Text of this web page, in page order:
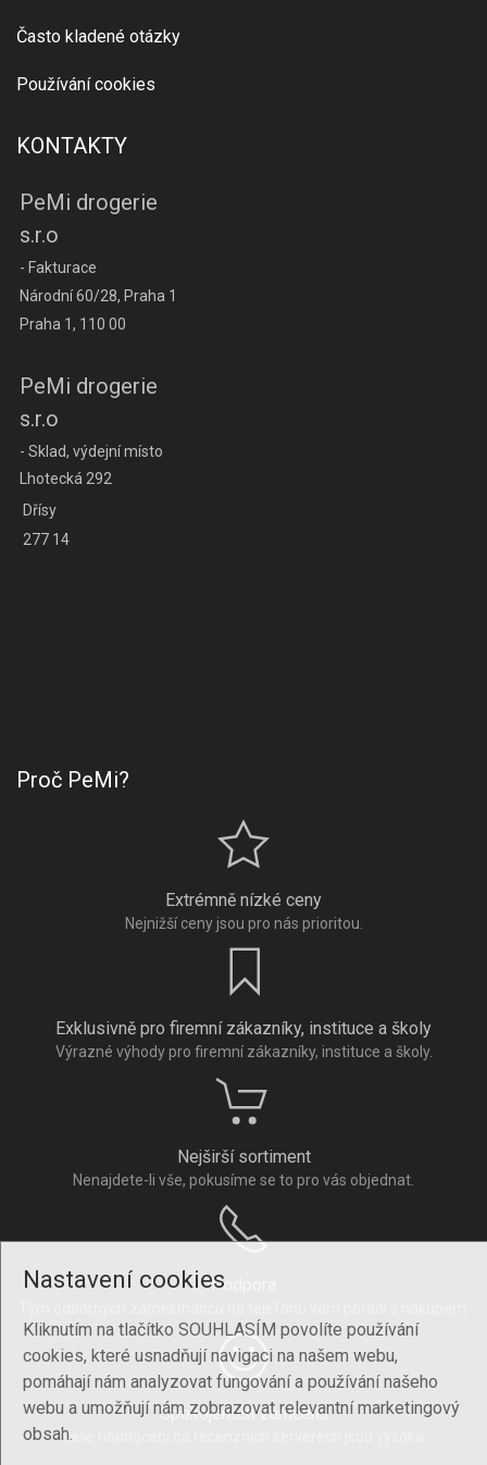
Nastavení cookies
Kliknutím na tlačítko SOUHLASÍM povolíte používání
cookies, které usnadňují navigaci na našem webu,
pomáhají nám analyzovat fungování a používání našeho
webu a umožňují nám zobrazovat relevantní marketingový
obsah.
Často kladené otázky
Používání cookies
KONTAKTY
PeMi drogerie
s.r.o
- Fakturace
Národní 60/28, Praha 1
Praha 1, 110 00
PeMi drogerie
s.r.o
- Sklad, výdejní místo
Lhotecká 292
Dřísy
277 14
Proč PeMi?
Extrémně nízké ceny
Nejnižší ceny jsou pro nás prioritou.
Exklusivně pro firemní zákazníky, instituce a školy
Výrazné výhody pro firemní zákazníky, instituce a školy.
Nejširší sortiment
Nenajdete-li vše, pokusíme se to pro vás objednat.
Podpora
Spokojenost zaručena
Naše hodnocení na recenzních serverech jsou vysoká.